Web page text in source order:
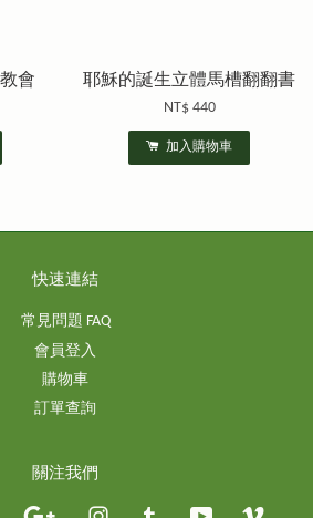
會 耶穌的誕生立體馬槽翻翻書
NT$ 440
加入購物車
快速連結
常見問題 FAQ
會員登入
購物車
訂單查詢
關注我們
Pinterest Google InstagramTumblr YouTube